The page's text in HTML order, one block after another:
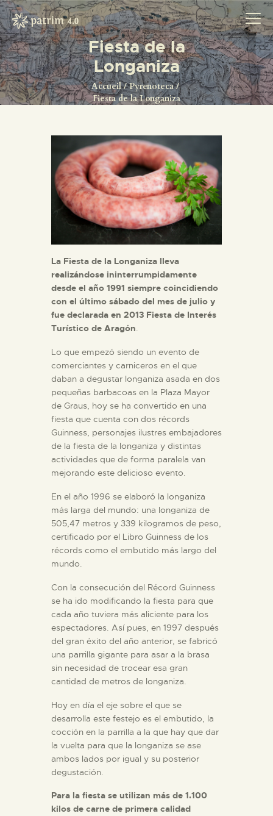
Fiesta de la
Longaniza
Accueil
Pyrenoteca
Fiesta de la Longaniza
ACCUEIL
LE RÉSEAU
CONTACTS
La Fiesta de la Longaniza lleva
realizándose ininterrumpidamente
desde el año 1991 siempre coincidiendo
con el último sábado del mes de julio y
fue declarada en 2013 Fiesta de Interés
Turístico de Aragón.
Lo que empezó siendo un evento de
comerciantes y carniceros en el que
daban a degustar longaniza asada en dos
pequeñas barbacoas en la Plaza Mayor
de Graus, hoy se ha convertido en una
fiesta que cuenta con dos récords
Guinness, personajes ilustres embajadores
de la fiesta de la longaniza y distintas
actividades que de forma paralela van
mejorando este delicioso evento.
En el año 1996 se elaboró la longaniza
más larga del mundo: una longaniza de
505,47 metros y 339 kilogramos de peso,
certificado por el Libro Guinness de los
récords como el embutido más largo del
mundo.
Con la consecución del Récord Guinness
se ha ido modificando la fiesta para que
cada año tuviera más aliciente para los
espectadores. Así pues, en 1997 después
del gran éxito del año anterior, se fabricó
una parrilla gigante para asar a la brasa
sin necesidad de trocear esa gran
cantidad de metros de longaniza.
Hoy en día el eje sobre el que se
desarrolla este festejo es el embutido, la
cocción en la parrilla a la que hay que dar
la vuelta para que la longaniza se ase
ambos lados por igual y su posterior
degustación.
Para la fiesta se utilizan más de 1.100
kilos de carne de primera calidad